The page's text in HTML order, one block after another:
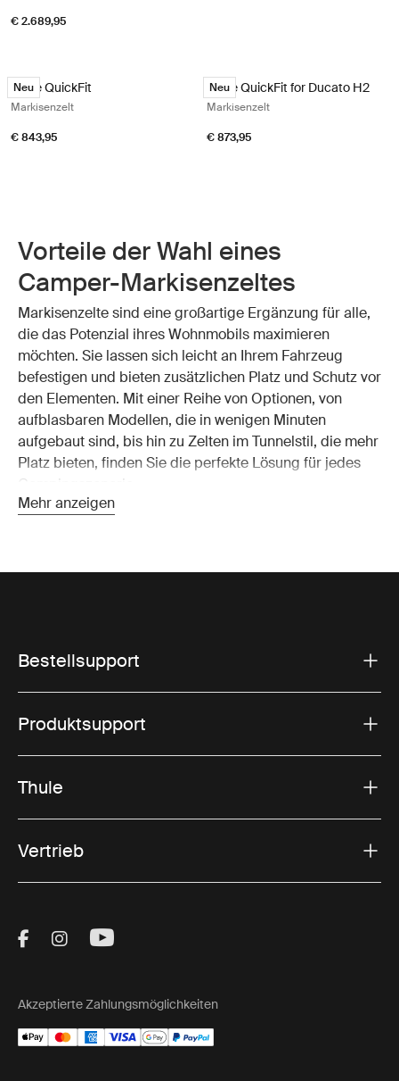
€ 2.689,95
Thule QuickFit Markisenzelt Black/gray/white
Neu
Thule QuickFit
Markisenzelt
€ 843,95
Thule QuickFit for Ducato H2
Neu
Thule QuickFit for Ducato H2
Markisenzelt
€ 873,95
Vorteile der Wahl eines
Camper-Markisenzeltes
Markisenzelte sind eine großartige Ergänzung für alle,
die das Potenzial ihres Wohnmobils maximieren
möchten. Sie lassen sich leicht an Ihrem Fahrzeug
befestigen und bieten zusätzlichen Platz und Schutz vor
den Elementen. Mit einer Reihe von Optionen, von
aufblasbaren Modellen, die in wenigen Minuten
aufgebaut sind, bis hin zu Zelten im Tunnelstil, die mehr
Platz bieten, finden Sie die perfekte Lösung für jedes
Campingszenario.
aufblasen lassen. Sie bieten einen robusten,
geräumigen Unterschlupf, können aber schwerer
Tunnelzelte für Wohnmobile:
maximalen Platz und Komfort und verfügen über
starre Stangen, die eine Tunnelform bilden. Sie sind
Zeit und Mühe bei der Einrichtung.
Driveaway-Markisen:
Nicht wegfahrende Markisen:
werden, wenn Sie Ihr Wohnmobil bewegen möchten.
Mehr anzeigen
Bestellsupport
Produktsupport
Thule
Vertrieb
Visit Thule on Facebook (external link)
Visit Thule on Instagram (external link)
Visit Thule on Youtube (external
Akzeptierte Zahlungsmöglichkeiten